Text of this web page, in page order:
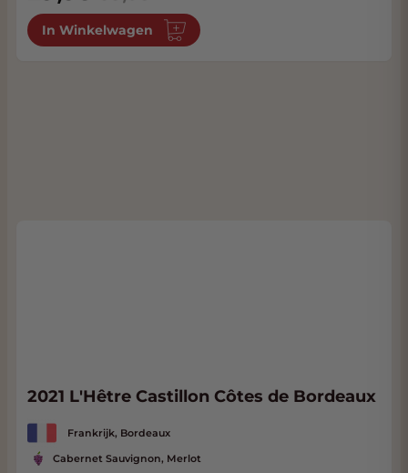
In Winkelwagen
2021 L'Hêtre Castillon Côtes de Bordeaux
Frankrijk, Bordeaux
Cabernet Sauvignon, Merlot